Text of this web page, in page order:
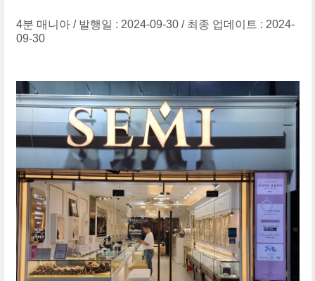
4분 매니아 발행일 : 2024-09-30
최종 업데이트 : 2024-
09-30